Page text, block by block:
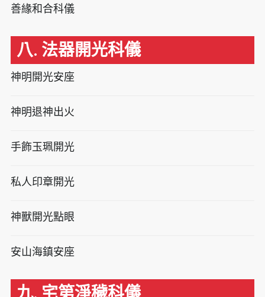
善緣和合科儀
八. 法器開光科儀
神明開光安座
神明退神出火
手飾玉珮開光
私人印章開光
神獸開光點眼
安山海鎮安座